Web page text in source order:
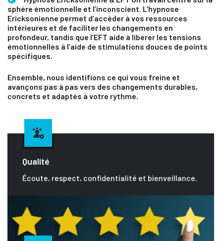
sphère émotionnelle et l’inconscient. L’hypnose
Ericksonienne permet d’accéder à vos ressources
intérieures et de faciliter les changements en
profondeur, tandis que l’EFT aide à libérer les tensions
émotionnelles à l’aide de stimulations douces de points
spécifiques.
Ensemble, nous identifions ce qui vous freine et
avançons pas à pas vers des changements durables,
concrets et adaptés à votre rythme.
Qualité
Écoute, respect, confidentialité et bienveillance.